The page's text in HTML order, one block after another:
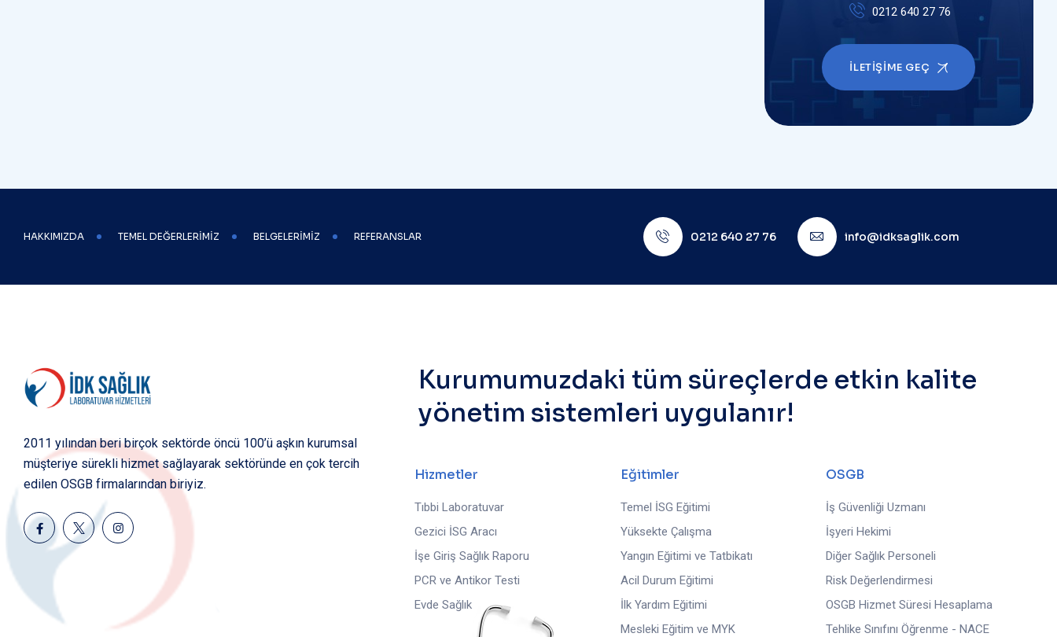
0212 640 27 76
İLETIŞIME GEÇ
HAKKIMIZDA TEMEL DEĞERLERIMIZ BELGELERIMIZ REFERANSLAR 0212 640 27 76 info@idksaglik.com
Kurumumuzdaki tüm süreçlerde etkin kalite
yönetim sistemleri uygulanır!
2011 yılından beri birçok sektörde öncü 100’ü aşkın kurumsal
müşteriye sürekli hizmet sağlayarak sektöründe en çok tercih
edilen OSGB firmalarından biriyiz.
Hizmetler
Tıbbi Laboratuvar
Gezici İSG Aracı
İşe Giriş Sağlık Raporu
PCR ve Antikor Testi
Evde Sağlık
Eğitimler
Temel İSG Eğitimi
Yüksekte Çalışma
Yangın Eğitimi ve Tatbikatı
Acil Durum Eğitimi
İlk Yardım Eğitimi
Mesleki Eğitim ve MYK
OSGB
İş Güvenliği Uzmanı
İşyeri Hekimi
Diğer Sağlık Personeli
Risk Değerlendirmesi
OSGB Hizmet Süresi Hesaplama
Tehlike Sınıfını Öğrenme - NACE